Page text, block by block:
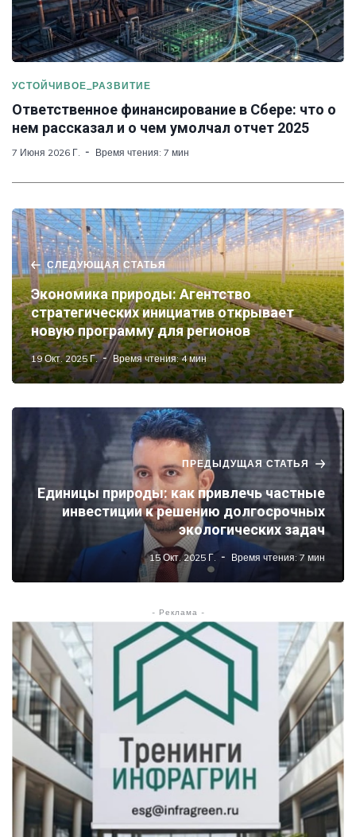
УСТОЙЧИВОЕ_РАЗВИТИЕ
Ответственное финансирование в Сбере: что о
нем рассказал и о чем умолчал отчет 2025
7 Июня 2026 Г. Время чтения: 7 мин
СЛЕДУЮЩАЯ СТАТЬЯ
Экономика природы: Агентство
стратегических инициатив открывает
новую программу для регионов
19 Окт. 2025 Г. Время чтения: 4 мин
ПРЕДЫДУЩАЯ СТАТЬЯ
Единицы природы: как привлечь частные
инвестиции к решению долгосрочных
экологических задач
15 Окт. 2025 Г. Время чтения: 7 мин
- Реклама -